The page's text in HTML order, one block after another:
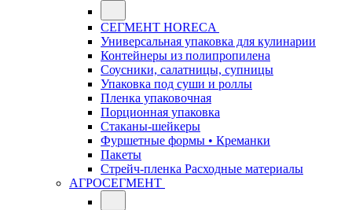
СЕГМЕНТ HORECA
Универсальная упаковка для кулинарии
Контейнеры из полипропилена
Соусники, салатницы, супницы
Упаковка под суши и роллы
Пленка упаковочная
Порционная упаковка
Стаканы-шейкеры
Фуршетные формы • Креманки
Пакеты
Стрейч-пленка Расходные материалы
АГРОСЕГМЕНТ